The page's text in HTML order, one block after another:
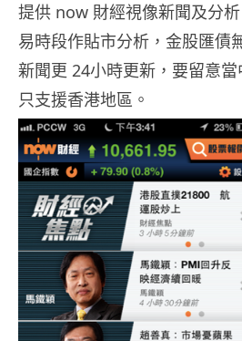
提供 now 財經視像新聞及分
易時段作貼市分析，金股匯債
新聞更 24小時更新，要留意
只支援香港地區。